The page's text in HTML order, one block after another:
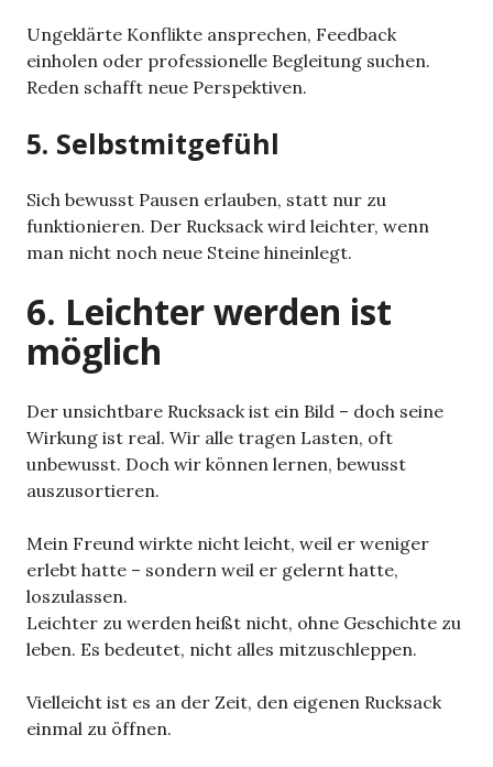
Ungeklärte Konflikte ansprechen, Feedback
einholen oder professionelle Begleitung suchen.
Reden schafft neue Perspektiven.
5. Selbstmitgefühl
Sich bewusst Pausen erlauben, statt nur zu
funktionieren. Der Rucksack wird leichter, wenn
man nicht noch neue Steine hineinlegt.
6. Leichter werden ist
möglich
Der unsichtbare Rucksack ist ein Bild – doch seine
Wirkung ist real. Wir alle tragen Lasten, oft
unbewusst. Doch wir können lernen, bewusst
auszusortieren.
Mein Freund wirkte nicht leicht, weil er weniger
erlebt hatte – sondern weil er gelernt hatte,
loszulassen.
Leichter zu werden heißt nicht, ohne Geschichte zu
leben. Es bedeutet, nicht alles mitzuschleppen.
Vielleicht ist es an der Zeit, den eigenen Rucksack
einmal zu öffnen.